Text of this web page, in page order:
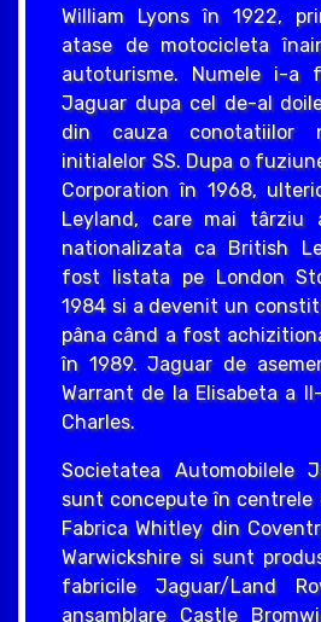
William Lyons în 1922,
atase de motocicleta
autoturisme. Numele i-a
Jaguar dupa cel de-al
din cauza conotatiilor
initialelor SS. Dupa o
Corporation în 1968,
Leyland, care mai
nationalizata ca British
fost listata pe London
1984 si a devenit un
pâna când a fost
în 1989. Jaguar de
Warrant de la Elisabeta a
Charles.
Societatea Automobilele
sunt concepute în centrele
Fabrica Whitley din
Warwickshire si sunt
fabricile Jaguar/Land
ansamblare Castle